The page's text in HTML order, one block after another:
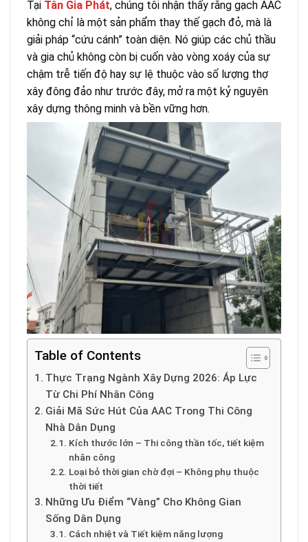
Tại Tân Gia Phát, chúng tôi nhận thấy rằng gạch AAC
không chỉ là một sản phẩm thay thế gạch đỏ, mà là
giải pháp “cứu cánh” toàn diện. Nó giúp các chủ thầu
và gia chủ không còn bị cuốn vào vòng xoáy của sự
chậm trễ tiến độ hay sự lệ thuộc vào số lượng thợ
xây đông đảo như trước đây, mở ra một kỷ nguyên
xây dựng thông minh và bền vững hơn.
Table of Contents
Thực Trạng Ngành Xây Dựng 2026: Áp Lực
Từ Chi Phí Nhân Công
Giải Mã Sức Hút Của AAC Trong Thi Công
Nhà Dân Dụng
Kích thước lớn – Thi công thần tốc, tiết kiệm
nhân công
Loại bỏ thời gian chờ đợi – Không phụ thuộc
thời tiết
Những Ưu Điểm “Vàng” Cho Không Gian
Sống Dân Dụng
Cách nhiệt và Tiết kiệm năng lượng